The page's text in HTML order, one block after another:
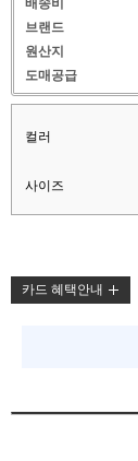
배송비
브랜드
원산지
도매공급
컬러
사이즈
카드 혜택안내